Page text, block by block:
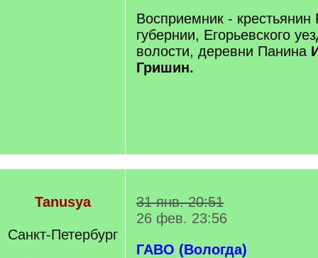
Восприемник - крестьянин
губернии, Егорьевского
волости, деревни Панина
Гришин.
Tanusya
Санкт-Петербург
31 янв. 20:51
26 фев. 23:56
ГАВО (Вологда)